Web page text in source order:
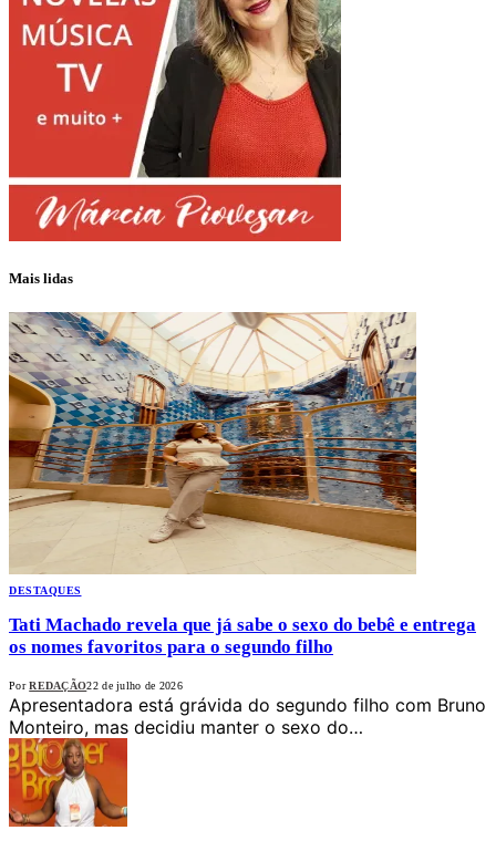
Mais lidas
DESTAQUES
Tati Machado revela que já sabe o sexo do bebê e entrega
os nomes favoritos para o segundo filho
Por REDAÇÃO22 de julho de 2026
Apresentadora está grávida do segundo filho com Bruno
Monteiro, mas decidiu manter o sexo do…